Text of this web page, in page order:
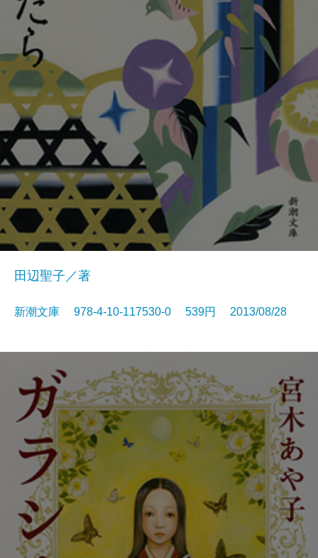
田辺聖子／著
新潮文庫 978-4-10-117530-0 539円 2013/08/28